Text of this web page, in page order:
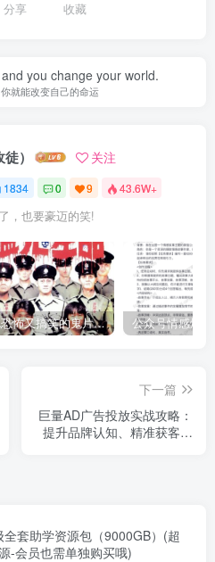
分享 收藏
you change your world.
就能改变自己的命运
） 关注
1834 0 9 43.6W+
，也要豪迈的笑!
既恐怖又搞笑的鬼片（10部猛鬼恐怖片都是喜剧片）
下一篇
巨量AD广告投放实战攻略：
提升品牌认知、精准获客、
套助学资源包（9000GB）(超
-会员也需单独购买哦)